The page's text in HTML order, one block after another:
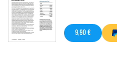
9,90 €